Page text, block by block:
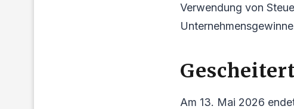
Verwendung von
Am 13. Mai 2026